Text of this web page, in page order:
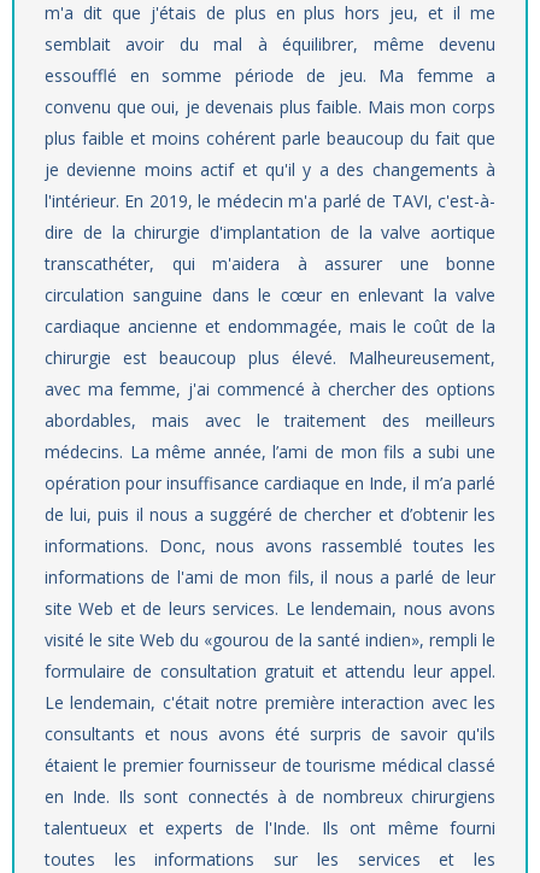
m'a dit que j'étais de plus en plus hors jeu, et il me
semblait avoir du mal à équilibrer, même devenu
essoufflé en somme période de jeu. Ma femme a
convenu que oui, je devenais plus faible. Mais mon corps
plus faible et moins cohérent parle beaucoup du fait que
je devienne moins actif et qu'il y a des changements à
l'intérieur. En 2019, le médecin m'a parlé de TAVI, c'est-à-
dire de la chirurgie d'implantation de la valve aortique
transcathéter, qui m'aidera à assurer une bonne
circulation sanguine dans le cœur en enlevant la valve
cardiaque ancienne et endommagée, mais le coût de la
chirurgie est beaucoup plus élevé. Malheureusement,
avec ma femme, j'ai commencé à chercher des options
abordables, mais avec le traitement des meilleurs
médecins. La même année, l’ami de mon fils a subi une
opération pour insuffisance cardiaque en Inde, il m’a parlé
de lui, puis il nous a suggéré de chercher et d’obtenir les
informations. Donc, nous avons rassemblé toutes les
informations de l'ami de mon fils, il nous a parlé de leur
site Web et de leurs services. Le lendemain, nous avons
visité le site Web du «gourou de la santé indien», rempli le
formulaire de consultation gratuit et attendu leur appel.
Le lendemain, c'était notre première interaction avec les
consultants et nous avons été surpris de savoir qu'ils
étaient le premier fournisseur de tourisme médical classé
en Inde. Ils sont connectés à de nombreux chirurgiens
talentueux et experts de l'Inde. Ils ont même fourni
toutes les informations sur les services et les